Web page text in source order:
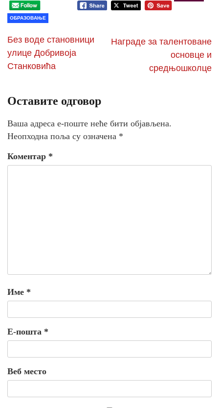
ОБРАЗОВАЊЕ
Без воде становници
улице Добривоја
Станковића
Награде за талентоване
основце и
средњошколце
Оставите одговор
Ваша адреса е-поште неће бити објављена.
Неопходна поља су означена *
Коментар *
Име *
Е-пошта *
Веб место